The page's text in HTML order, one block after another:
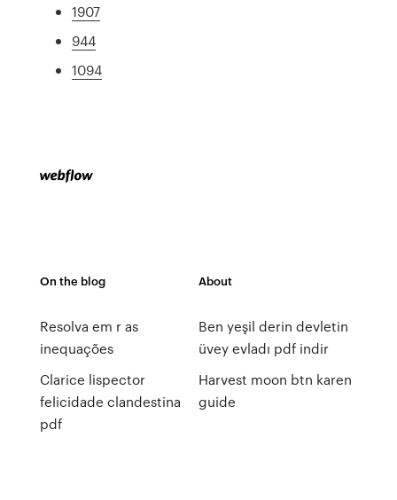
1907
944
1094
On the blog
Resolva em r as
inequações
Clarice lispector
felicidade clandestina
pdf
About
Ben yeşil derin devletin
üvey evladı pdf indir
Harvest moon btn karen
guide